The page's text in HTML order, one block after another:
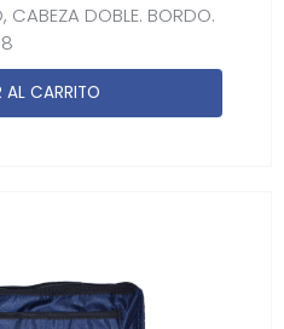
CABEZA DOBLE. BORDO.
AL CARRITO